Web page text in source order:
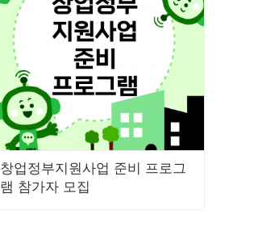
창업정부지원사업 준비 프로그
램 참가자 모집